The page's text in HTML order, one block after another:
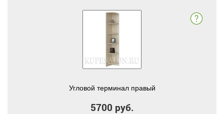
Угловой терминал правый
5700 руб.